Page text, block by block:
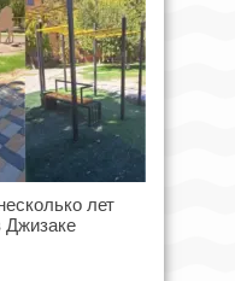
лет
Джизаке